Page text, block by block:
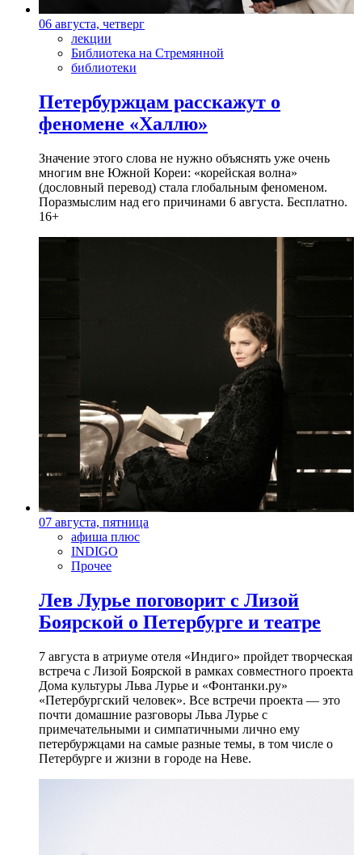
06 августа, четверг
лекции
Библиотека на Стремянной
библиотеки
Петербуржцам расскажут о
феномене «Халлю»
Значение этого слова не нужно объяснять уже очень
многим вне Южной Кореи: «корейская волна»
(дословный перевод) стала глобальным феноменом.
Поразмыслим над его причинами 6 августа. Бесплатно.
16+
07 августа, пятница
афиша плюс
INDIGO
Прочее
Лев Лурье поговорит с Лизой
Боярской о Петербурге и театре
7 августа в атриуме отеля «Индиго» пройдет творческая
встреча с Лизой Боярской в рамках совместного проекта
Дома культуры Льва Лурье и «Фонтанки.ру»
«Петербургский человек». Все встречи проекта — это
почти домашние разговоры Льва Лурье с
примечательными и симпатичными лично ему
петербуржцами на самые разные темы, в том числе о
Петербурге и жизни в городе на Неве.